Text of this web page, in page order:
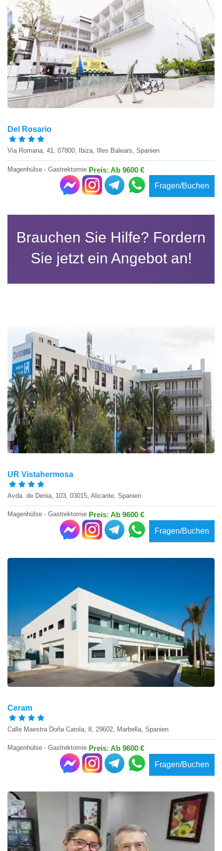
Del Rosario
Via Romana, 41, 07800, Ibiza, Illes Balears, Spanien
Magenhülse - Gastrektomie Preis: Ab 9600 €
Fragen/Buchen
Brauchen Sie Hilfe? Fordern
Sie jetzt ein Angebot an!
UR Vistahermosa
Avda. de Denia, 103, 03015, Alicante, Spanien
Magenhülse - Gastrektomie Preis: Ab 9600 €
Fragen/Buchen
Ceram
Calle Maestra Doña Carola, 8, 29602, Marbella, Spanien
Magenhülse - Gastrektomie Preis: Ab 9600 €
Fragen/Buchen